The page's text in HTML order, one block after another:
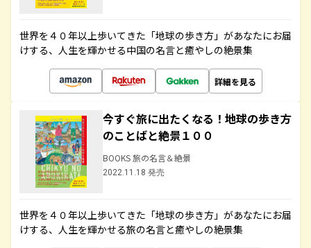
世界を４０年以上歩いてきた「地球の歩き方」があなたにお届
けする、人生を輝かせる中国の名言と癒やしの絶景集
詳細を見る
今すぐ旅に出たくなる！地球の歩き方
のことばと絶景１００
BOOKS 旅の名言＆絶景
2022.11.18 発売
世界を４０年以上歩いてきた「地球の歩き方」があなたにお届
けする、人生を輝かせる旅の名言と癒やしの絶景集